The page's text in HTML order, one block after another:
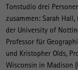
Tonstudio drei
zusammen: Sarah
der University of
Professor für
und Kristopher Olds,
Wisconsin in Madison